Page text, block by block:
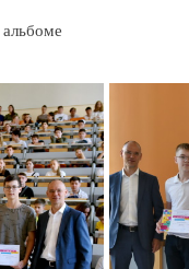
альбоме